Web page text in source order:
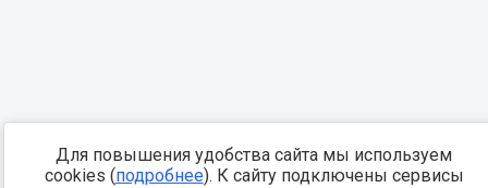
Для повышения удобства сайта мы используем
cookies (подробнее). К сайту подключены сервисы